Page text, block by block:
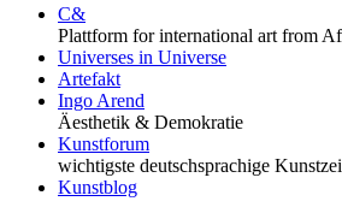
C&
Plattform for international art from
Universes in Universe
Artefakt
Ingo Arend
Äesthetik & Demokratie
Kunstforum
wichtigste deutschsprachige
Kunstblog